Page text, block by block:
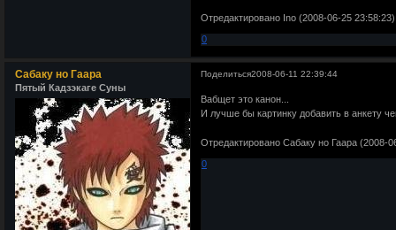
Отредактировано Ino (2008-06-25 23:58:23)
0
Поделиться2008-06-11 22:39:44
Сабаку но Гаара
Пятый Кадзэкаге Суны
Вабщет это канон...
И лучше бы картинку добавить в анкету
Отредактировано Сабаку но Гаара (2008-
0